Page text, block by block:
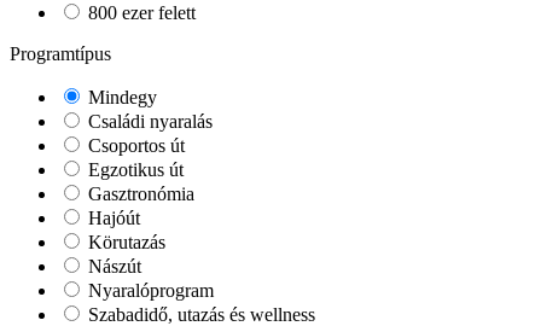
800 ezer felett
Programtípus
Mindegy
Családi nyaralás
Csoportos út
Egzotikus út
Gasztronómia
Hajóút
Körutazás
Nászút
Nyaralóprogram
Szabadidő, utazás és wellness